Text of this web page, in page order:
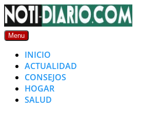
Skip
to
content
Menu
INICIO
ACTUALIDAD
CONSEJOS
HOGAR
SALUD